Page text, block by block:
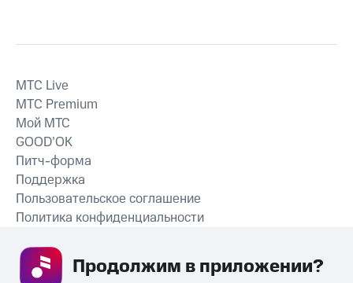
СКАЧАТЬ ПРИЛОЖЕНИЕ
MTС Live
MTС Premium
Мой МТС
GOOD’OK
Питч-форма
Поддержка
Пользовательское соглашение
Политика конфиденциальности